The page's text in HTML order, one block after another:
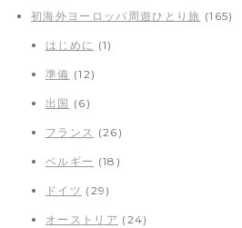
初海外ヨーロッパ周遊ひとり旅 (165)
はじめに (1)
準備 (12)
出国 (6)
フランス (26)
ベルギー (18)
ドイツ (29)
オーストリア (24)